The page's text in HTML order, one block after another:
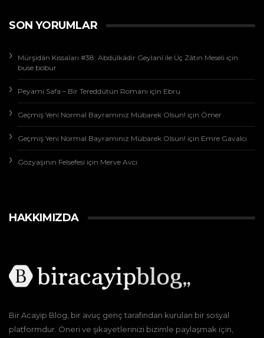
SON YORUMLAR
Mürşidân Kıssaları #38: Abdülkâdir Geylanî ile Üç Zâtın Meseli için
buse bobur
Peyami Safa – Bir Tereddütün Romanı için Ebru
Geçmiş Yeni Normal Bayramınız Mübarek Olsun! için Ömer
Geçmiş Yeni Normal Bayramınız Mübarek Olsun! için Emre Gavalcı
Gözyaşının Felsefesi için Merve Avcı
HAKKIMIZDA
Bir Acayip Blog, bir avuç genç tarafından kurulan bir sosyal
platformdur. Öneri ve şikayetlerinizi bizimle paylaşmak için,